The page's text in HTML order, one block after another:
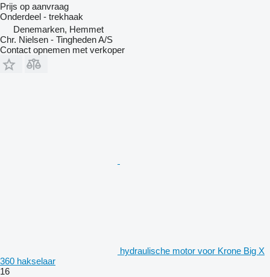
Prijs op aanvraag
Onderdeel - trekhaak
Denemarken, Hemmet
Chr. Nielsen - Tingheden A/S
Contact opnemen met verkoper
hydraulische motor voor Krone Big X
360 hakselaar
16